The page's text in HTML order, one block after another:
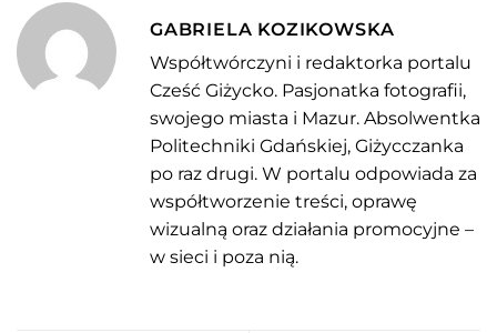
GABRIELA KOZIKOWSKA
Współtwórczyni i redaktorka portalu
Cześć Giżycko. Pasjonatka fotografii,
swojego miasta i Mazur. Absolwentka
Politechniki Gdańskiej, Giżycczanka
po raz drugi. W portalu odpowiada za
współtworzenie treści, oprawę
wizualną oraz działania promocyjne –
w sieci i poza nią.